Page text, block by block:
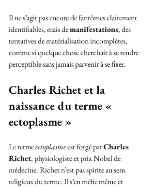
Il ne s’agit pas encore de fantômes clairement
identifiables, mais de manifestations, des
tentatives de matérialisation incomplètes,
comme si quelque chose cherchait à se rendre
perceptible sans jamais parvenir à se fixer.
Charles Richet et la
naissance du terme «
ectoplasme »
Le terme ectoplasme est forgé par Charles
Richet, physiologiste et prix Nobel de
médecine. Richet n’est pas spirite au sens
religieux du terme. Il s’en méfie même et